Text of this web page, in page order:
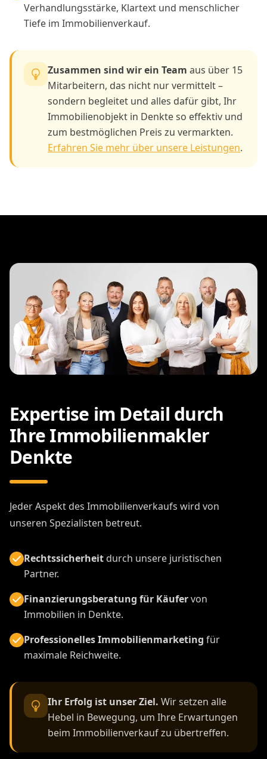
Verhandlungsstärke, Klartext und menschlicher
Tiefe im Immobilienverkauf.
Zusammen sind wir ein Team aus über 15
Mitarbeitern, das nicht nur vermittelt –
sondern begleitet und alles dafür gibt, Ihr
Immobilienobjekt in Denkte so effektiv und
zum bestmöglichen Preis zu vermarkten.
Erfahren Sie mehr über unsere Leistungen.
Expertise im Detail durch
Ihre Immobilienmakler
Denkte
Jeder Aspekt des Immobilienverkaufs wird von
unseren Spezialisten betreut.
Rechtssicherheitdurch unsere juristischen
Partner.
Finanzierungsberatung für Käufervon
Immobilien in Denkte.
Professionelles Immobilienmarketing für
maximale Reichweite.
Ihr Erfolg ist unser Ziel. Wir setzen alle
Hebel in Bewegung, um Ihre Erwartungen
beim Immobilienverkauf zu übertreffen.